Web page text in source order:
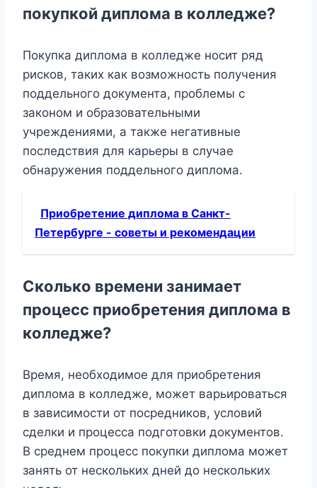
покупкой диплома в колледже?
Покупка диплома в колледже носит ряд
рисков, таких как возможность получения
поддельного документа, проблемы с
законом и образовательными
учреждениями, а также негативные
последствия для карьеры в случае
обнаружения поддельного диплома.
Приобретение диплома в Санкт-
Петербурге - советы и рекомендации
Сколько времени занимает
процесс приобретения диплома в
колледже?
Время, необходимое для приобретения
диплома в колледже, может варьироваться
в зависимости от посредников, условий
сделки и процесса подготовки документов.
В среднем процесс покупки диплома может
занять от нескольких дней до нескольких